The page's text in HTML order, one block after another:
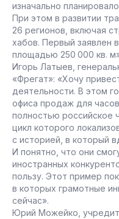
изначально
При этом в развитии
26 регионов, включая
хабов. Первый заявлен
площадью 250 000 кв.
Игорь Латыев,
«Фрегат»: «Хочу
деятельности. В этом
офиса продаж для
полностью российское
цикл которого
с историей, в который
И понятно, что они
иностранных
пользу. Этот пример
в которых грамотные
сейчас».
Юрий Можейко,